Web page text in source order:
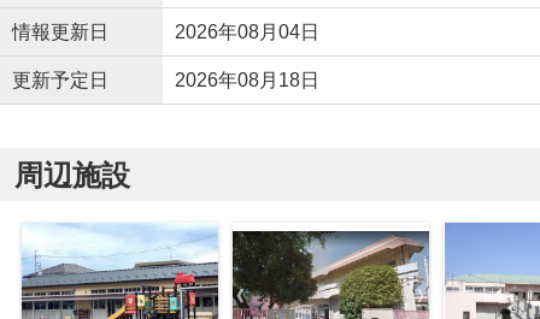
情報更新日 2026年08月04日
更新予定日 2026年08月18日
周辺施設